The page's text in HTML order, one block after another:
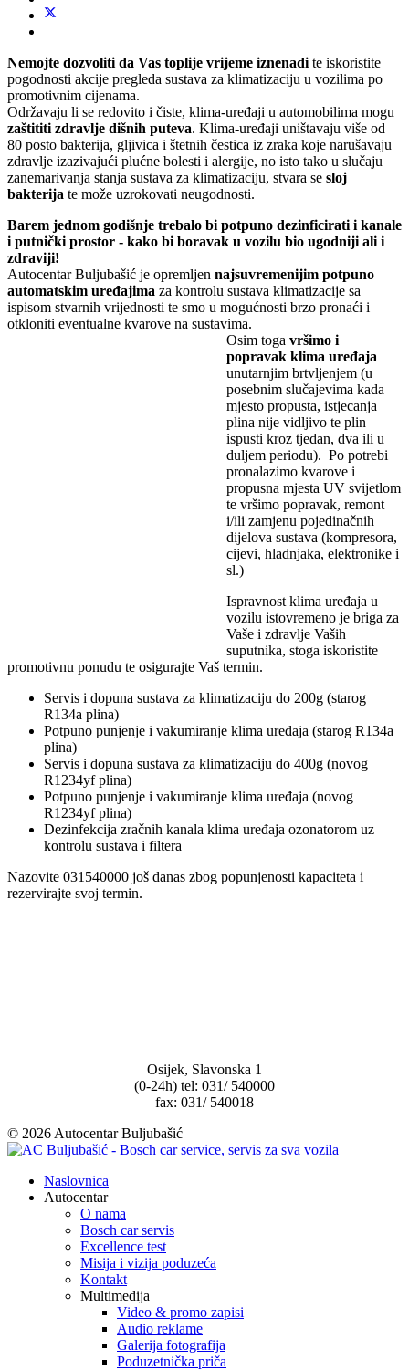
Nemojte dozvoliti da Vas toplije vrijeme iznenadi te iskoristite
pogodnosti akcije pregleda sustava za klimatizaciju u vozilima po
promotivnim cijenama.
Održavaju li se redovito i čiste, klima-uređaji u automobilima mogu
zaštititi zdravlje dišnih puteva. Klima-uređaji uništavaju više od
80 posto bakterija, gljivica i štetnih čestica iz zraka koje narušavaju
zdravlje izazivajući plućne bolesti i alergije, no isto tako u slučaju
zanemarivanja stanja sustava za klimatizaciju, stvara se sloj
bakterija te može uzrokovati neugodnosti.
Barem jednom godišnje trebalo bi potpuno dezinficirati i kanale
i putnički prostor - kako bi boravak u vozilu bio ugodniji ali i
zdraviji!
Autocentar Buljubašić je opremljen najsuvremenijim potpuno
automatskim uređajima za kontrolu sustava klimatizacije sa
ispisom stvarnih vrijednosti te smo u mogućnosti brzo pronaći i
otkloniti eventualne kvarove na sustavima.
Osim toga vršimo i
popravak klima uređaja
unutarnjim brtvljenjem (u
posebnim slučajevima kada
mjesto propusta, istjecanja
plina nije vidljivo te plin
ispusti kroz tjedan, dva ili u
duljem periodu). Po potrebi
pronalazimo kvarove i
propusna mjesta UV svijetlom
te vršimo popravak, remont
i/ili zamjenu pojedinačnih
dijelova sustava (kompresora,
cijevi, hladnjaka, elektronike i
sl.)
Ispravnost klima uređaja u
vozilu istovremeno je briga za
Vaše i zdravlje Vaših
suputnika, stoga iskoristite
promotivnu ponudu te osigurajte Vaš termin.
Servis i dopuna sustava za klimatizaciju do 200g (starog
R134a plina)
Potpuno punjenje i vakumiranje klima uređaja (starog R134a
plina)
Servis i dopuna sustava za klimatizaciju do 400g (novog
R1234yf plina)
Potpuno punjenje i vakumiranje klima uređaja (novog
R1234yf plina)
Dezinfekcija zračnih kanala klima uređaja ozonatorom uz
kontrolu sustava i filtera
Nazovite 031540000 još danas zbog popunjenosti kapaciteta i
rezervirajte svoj termin.
Osijek, Slavonska 1
(0-24h) tel: 031/ 540000
fax: 031/ 540018
© 2026 Autocentar Buljubašić
Naslovnica
Autocentar
O nama
Bosch car servis
Excellence test
Misija i vizija poduzeća
Kontakt
Multimedija
Video & promo zapisi
Audio reklame
Galerija fotografija
Poduzetnička priča